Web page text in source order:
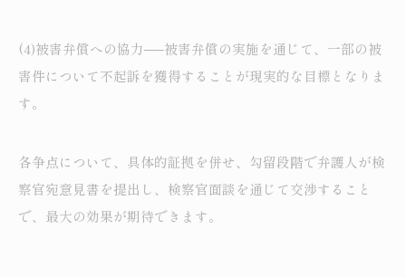
(4)被害弁償への協力──被害弁償の実施を通じて、一部の被
害件について不起訴を獲得することが現実的な目標となりま
す。
各争点について、具体的証拠を併せ、勾留段階で弁護人が検
察官宛意見書を提出し、検察官面談を通じて交渉すること
で、最大の効果が期待できます。